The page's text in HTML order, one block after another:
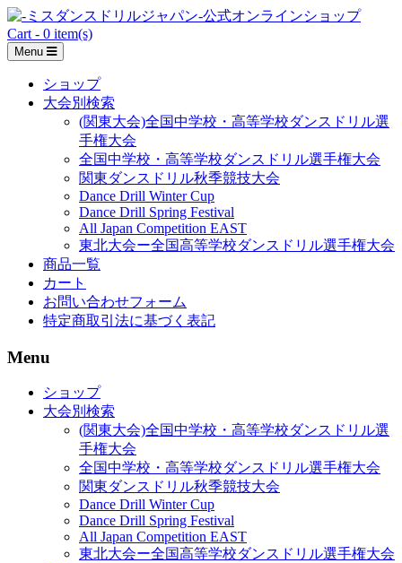
Skip
to
content
Cart - 0 item(s)
Menu
ショップ
大会別検索
(関東大会)全国中学校・高等学校ダンスドリル選
手権大会
全国中学校・高等学校ダンスドリル選手権大会
関東ダンスドリル秋季競技大会
Dance Drill Winter Cup
Dance Drill Spring Festival
All Japan Competition EAST
東北大会ー全国高等学校ダンスドリル選手権大会
商品一覧
カート
お問い合わせフォーム
特定商取引法に基づく表記
Menu
ショップ
大会別検索
(関東大会)全国中学校・高等学校ダンスドリル選
手権大会
全国中学校・高等学校ダンスドリル選手権大会
関東ダンスドリル秋季競技大会
Dance Drill Winter Cup
Dance Drill Spring Festival
All Japan Competition EAST
東北大会ー全国高等学校ダンスドリル選手権大会